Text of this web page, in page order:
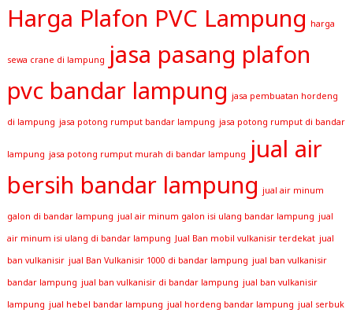
Harga Plafon PVC Lampung harga
sewa crane di lampung
jasa pasang plafon
pvc bandar lampung jasa pembuatan hordeng
di lampung jasa potong rumput bandar lampung jasa potong rumput di bandar
lampung jasa potong rumput murah di bandar lampung
jual air
bersih bandar lampung jual air minum
galon di bandar lampung jual air minum galon isi ulang bandar lampung jual
air minum isi ulang di bandar lampung Jual Ban mobil vulkanisir terdekat jual
ban vulkanisir jual Ban Vulkanisir 1000 di bandar lampung jual ban vulkanisir
bandar lampung jual ban vulkanisir di bandar lampung jual ban vulkanisir
lampung jual hebel bandar lampung jual hordeng bandar lampung jual serbuk